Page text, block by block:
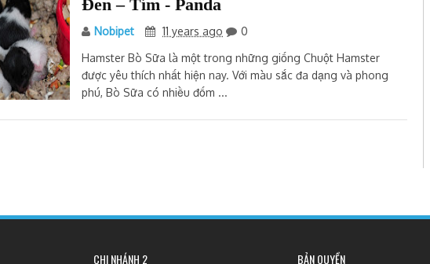
Đen – Tím - Panda
Nobipet 11 years ago
0
Hamster Bò Sữa là một trong những giống Chuột Hamster
được yêu thích nhất hiện nay. Với màu sắc đa dạng và phong
phú, Bò Sữa có nhiều đốm ...
CHI NHÁNH 2 BẢN QUYỀN